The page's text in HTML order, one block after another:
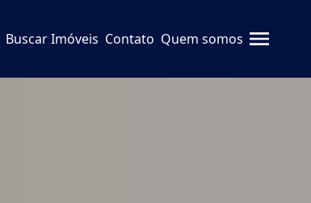
Buscar Imóveis Contato Quem somos